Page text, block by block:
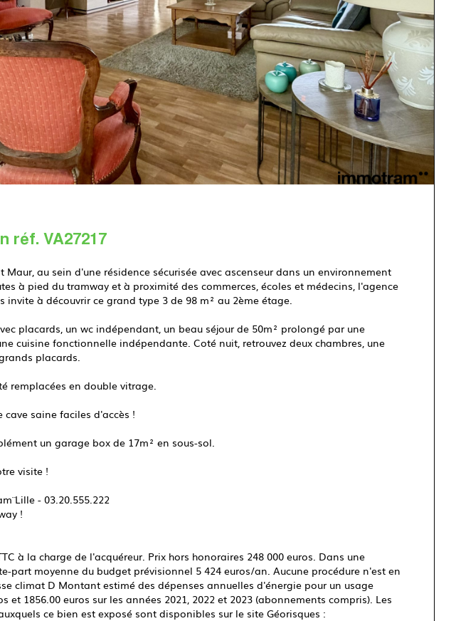
réf. VA27217
Maur, au sein d'une résidence sécurisée avec ascenseur dans un environnement
à pied du tramway et à proximité des commerces, écoles et médecins, l'agence
invite à découvrir ce grand type 3 de 98 m² au 2ème étage.
placards, un wc indépendant, un beau séjour de 50m² prolongé par une
cuisine fonctionnelle indépendante. Coté nuit, retrouvez deux chambres, une
placards.
remplacées en double vitrage.
saine faciles d'accès !
un garage box de 17m² en sous-sol.
visite !
Lille - 03.20.555.222
!
à la charge de l'acquéreur. Prix hors honoraires 248 000 euros. Dans une
part moyenne du budget prévisionnel 5 424 euros/an. Aucune procédure n'est en
climat D Montant estimé des dépenses annuelles d'énergie pour un usage
et 1856.00 euros sur les années 2021, 2022 et 2023 (abonnements compris). Les
ce bien est exposé sont disponibles sur le site Géorisques :